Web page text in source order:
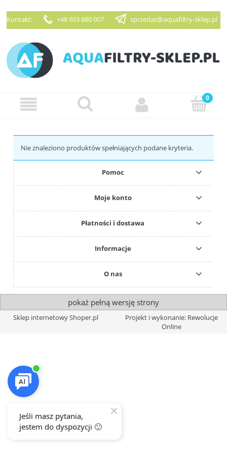
Kontakt: +48 603 680 007
sprzedaz@aquafiltry-sklep.pl
Nie znaleziono produktów spełniających podane kryteria.
Pomoc
Moje konto
Płatności i dostawa
Informacje
O nas
pokaż pełną wersję strony
Sklep internetowy Shoper.pl
Projekt i wykonanie: Rewolucje
Online